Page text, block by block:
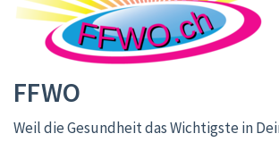
FFWO
Weil die Gesundheit das Wichtigste in